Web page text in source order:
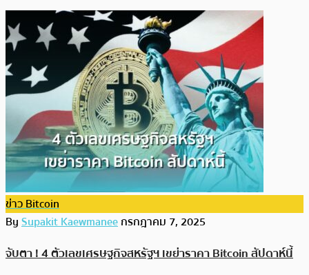
ข่าว Bitcoin
BySupakit Kaewmaneeกรกฎาคม 7, 2025
จับตา ! 4 ตัวเลขเศรษฐกิจสหรัฐฯ เขย่าราคา Bitcoin สัปดาห์นี้